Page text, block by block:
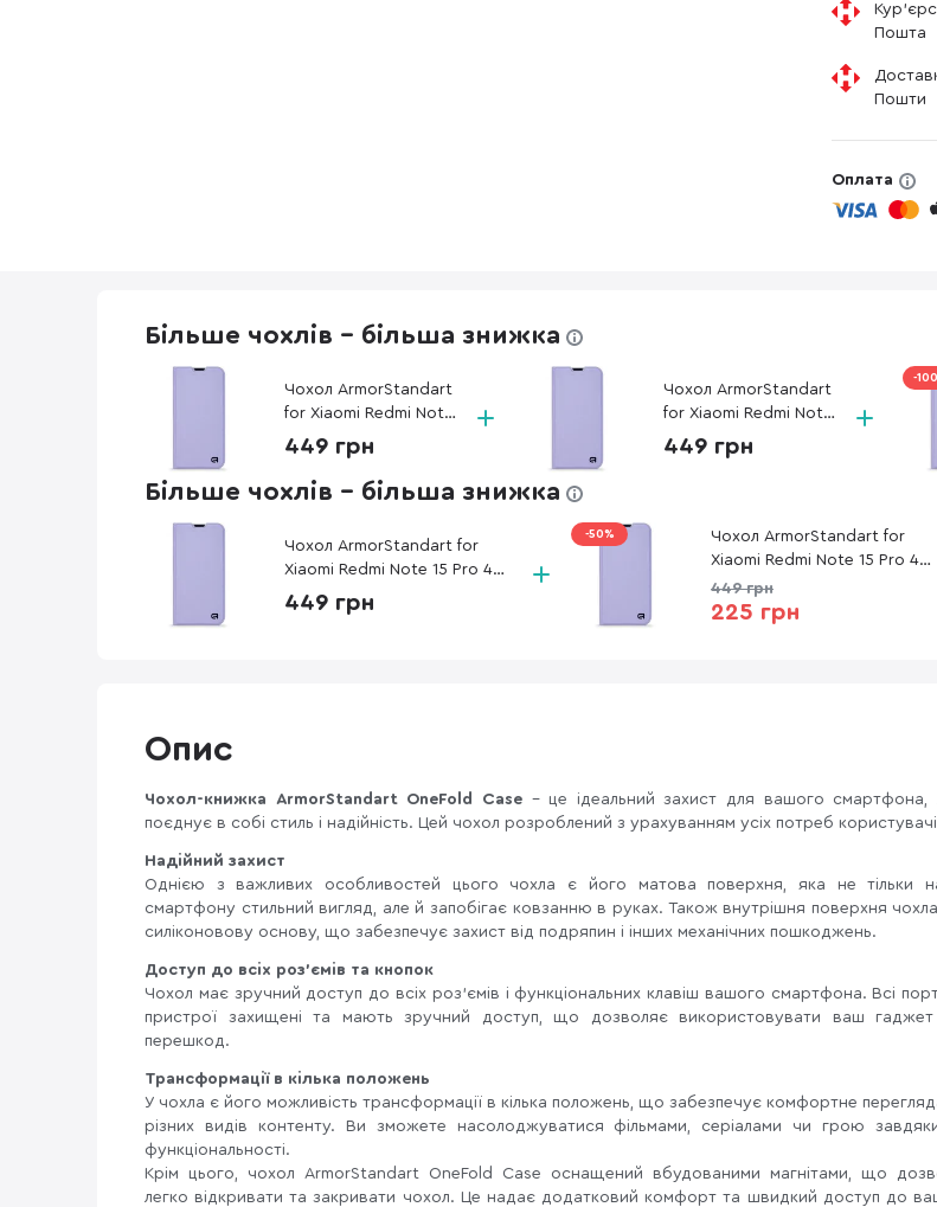
Пошта
Пошти
Оплата
Більше чохлів - більша знижка
Чохол ArmorStandart
for Xiaomi Redmi Note
15 Pro 4G - OneFold
Case Lavender
(ARM89987)
449 грн
Чохол ArmorStandart
for Xiaomi Redmi Note
15 Pro 4G - OneFold
Case Lavender
449 грн
-
Більше чохлів - більша знижка
Чохол ArmorStandart for
Xiaomi Redmi Note 15 Pro 4G
- OneFold Case Lavender
(ARM89987)
449 грн
-50%
Чохол ArmorStandart for
Xiaomi Redmi Note 15 Pro 4G
- OneFold Case Lavender
(ARM89987)
449 грн
225 грн
Опис
Чохол-книжка ArmorStandart OneFold Case- це ідеальний захист для вашого смартфона,
поєднує в собі стиль і надійність. Цей чохол розроблений з урахуванням усіх потреб
Надійний захист
Однією з важливих особливостей цього чохла є його матова поверхня, яка не тільки
смартфону стильний вигляд, але й запобігає ковзанню в руках. Також внутрішня поверхня
силіконовову основу, що забезпечує захист від подряпин і інших механічних пошкоджень.
Доступ до всіх роз'ємів та кнопок
Чохол має зручний доступ до всіх роз'ємів і функціональних клавіш вашого смартфона. Всі
пристрої захищені та мають зручний доступ, що дозволяє використовувати ваш
перешкод.
Трансформації в кілька положень
У чохла є його можливість трансформації в кілька положень, що забезпечує комфортне
різних видів контенту. Ви зможете насолоджуватися фільмами, серіалами чи грою
функціональності.
Крім цього, чохол ArmorStandart OneFold Case оснащений вбудованими магнітами, що
легко відкривати та закривати чохол. Це надає додатковий комфорт та швидкий доступ до